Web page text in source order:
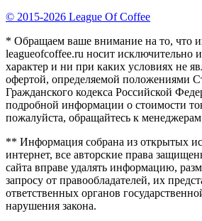
© 2015-2026 League Of Coffee
* Обращаем ваше внимание на то, что
leagueofcoffee.ru носит
характер и ни при каких условиях не
офертой, определяемой положениями
Гражданского кодекса Российской
подробной информации о стоимости
пожалуйста, обращайтесь к
** Информация собрана из открытых
интернет, все авторские права
сайта вправе удалять информацию,
запросу от правообладателей, их
ответственных органов
нарушения закона.